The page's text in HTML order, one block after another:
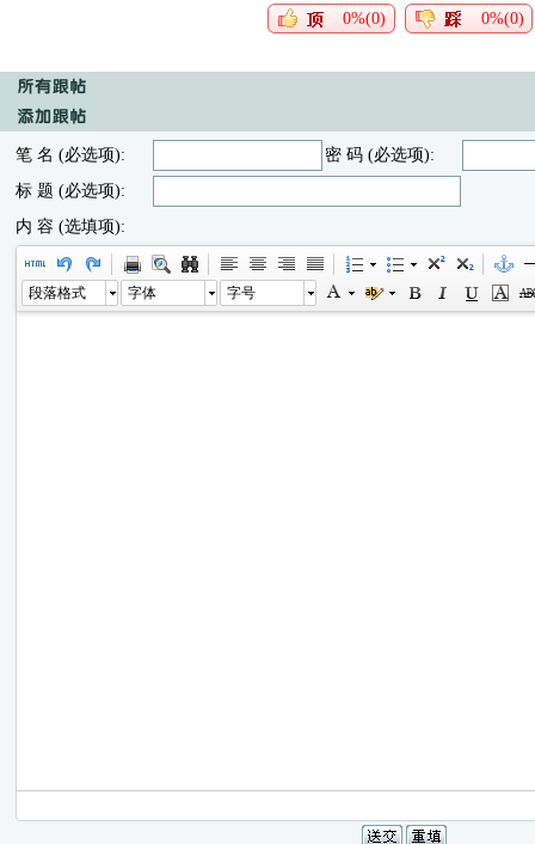
0%(0) 0%(0)
笔 名 (必选项):
密 码 (必选项):
标 题 (必选项):
内 容 (选填项):
段落格式 字体 字号